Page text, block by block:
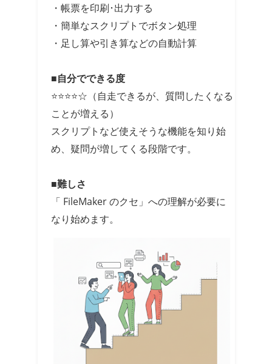
・帳票を印刷･出力する
・簡単なスクリプトでボタン処理
・足し算や引き算などの自動計算
■自分でできる度
⭐⭐⭐⭐☆（自走できるが、質問したくなる
ことが増える）
スクリプトなど使えそうな機能を知り始
め、疑問が増してくる段階です。
■難しさ
「 FileMaker のクセ」への理解が必要に
なり始めます。